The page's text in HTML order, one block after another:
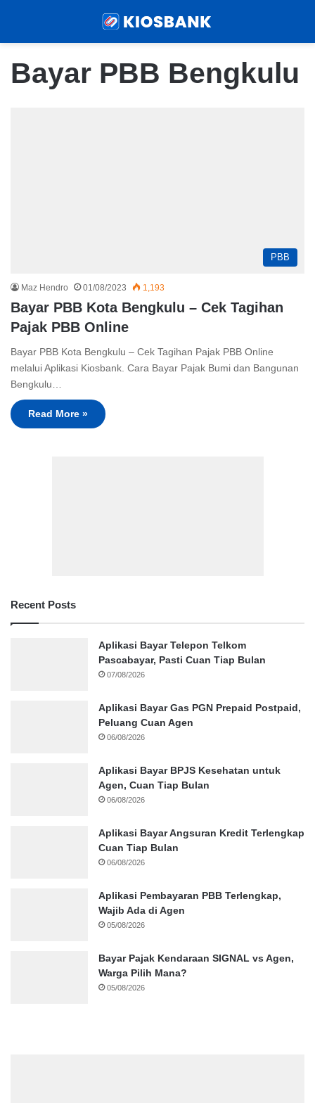
Bayar PBB Bengkulu
PBB
Maz Hendro 01/08/2023 1,193
Bayar PBB Kota Bengkulu – Cek Tagihan
Pajak PBB Online
Bayar PBB Kota Bengkulu – Cek Tagihan Pajak PBB Online
melalui Aplikasi Kiosbank. Cara Bayar Pajak Bumi dan Bangunan
Bengkulu…
Read More »
Recent Posts
Aplikasi Bayar Telepon Telkom
Pascabayar, Pasti Cuan Tiap Bulan
07/08/2026
Aplikasi Bayar Gas PGN Prepaid Postpaid,
Peluang Cuan Agen
06/08/2026
Aplikasi Bayar BPJS Kesehatan untuk
Agen, Cuan Tiap Bulan
06/08/2026
Aplikasi Bayar Angsuran Kredit Terlengkap
Cuan Tiap Bulan
06/08/2026
Aplikasi Pembayaran PBB Terlengkap,
Wajib Ada di Agen
05/08/2026
Bayar Pajak Kendaraan SIGNAL vs Agen,
Warga Pilih Mana?
05/08/2026